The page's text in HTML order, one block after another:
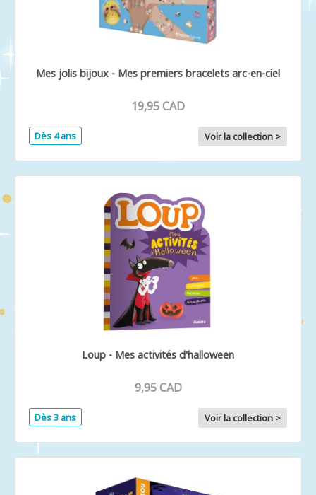
Mes jolis bijoux - Mes premiers bracelets arc-en-ciel
19,95 CAD
Dès 4 ans Voir la collection >
Loup - Mes activités d'halloween
9,95 CAD
Dès 3 ans Voir la collection >